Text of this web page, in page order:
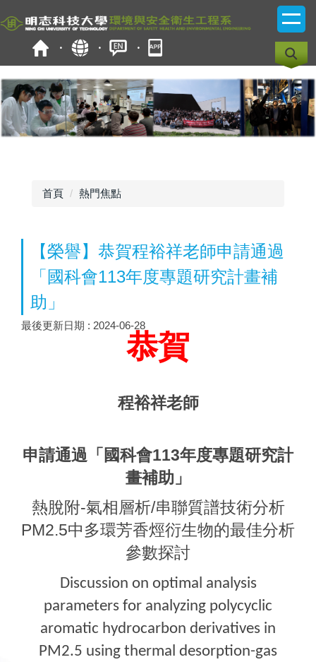
到
容
區
首頁 熱門焦點
【榮譽】恭賀程裕祥老師申請通過
「國科會113年度專題研究計畫補
助」
最後更新日期 : 2024-06-28
恭賀
程裕祥老師
申請通過「國科會113年度專題研究計
畫補助」
熱脫附-氣相層析/串聯質譜技術分析
PM2.5中多環芳香烴衍生物的最佳分析
參數探討
Discussion on optimal analysis
parameters for analyzing polycyclic
aromatic hydrocarbon derivatives in
PM2.5 using thermal desorption-gas